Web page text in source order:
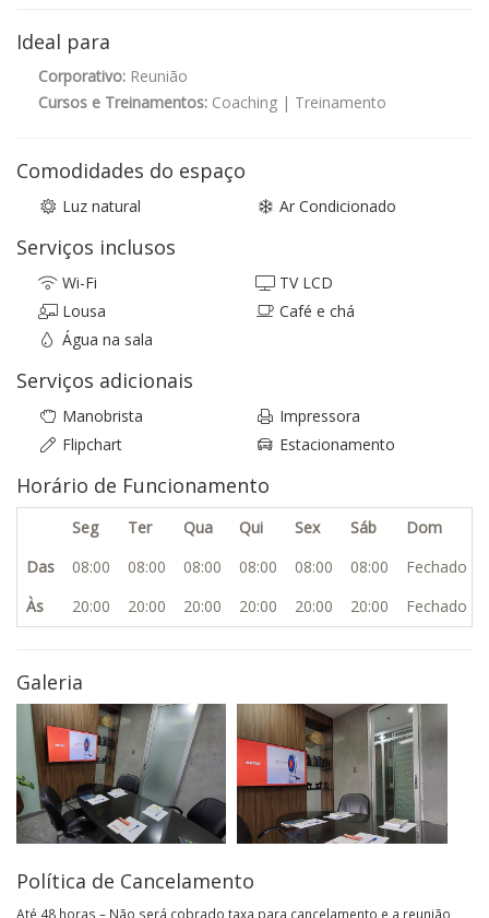
Ideal para
Corporativo: Reunião
Cursos e Treinamentos: Coaching | Treinamento
Comodidades do espaço
Luz natural Ar Condicionado
Serviços inclusos
Wi-Fi
TV LCD
Lousa
Café e chá
Água na sala
Serviços adicionais
Manobrista
Impressora
Flipchart
Estacionamento
Horário de Funcionamento
Seg Ter Qua Qui Sex Sáb
Dom
Das
08:00 08:00 08:00 08:00 08:00 08:00
Fechado
Às
20:00 20:00 20:00 20:00 20:00 20:00 Fechado
Galeria
Política de Cancelamento
Até 48 horas – Não será cobrado taxa para cancelamento e a reunião